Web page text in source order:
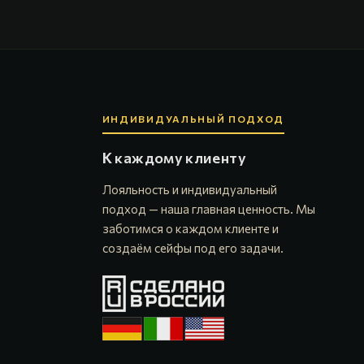
ИНДИВИДУАЛЬНЫЙ ПОДХОД
К каждому клиенту
Лояльность и индивидуальный
подход — наша главная ценность. Мы
заботимся о каждом клиенте и
создаём сейфы под его задачи.